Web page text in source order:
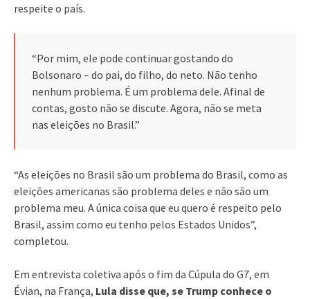
respeite o país.
“Por mim, ele pode continuar gostando do
Bolsonaro – do pai, do filho, do neto. Não tenho
nenhum problema. É um problema dele. Afinal de
contas, gosto não se discute. Agora, não se meta
nas eleições no Brasil.”
“As eleições no Brasil são um problema do Brasil, como as
eleições americanas são problema deles e não são um
problema meu. A única coisa que eu quero é respeito pelo
Brasil, assim como eu tenho pelos Estados Unidos”,
completou.
Em entrevista coletiva após o fim da Cúpula do G7, em
Évian, na França, Lula disse que, se Trump conhece o